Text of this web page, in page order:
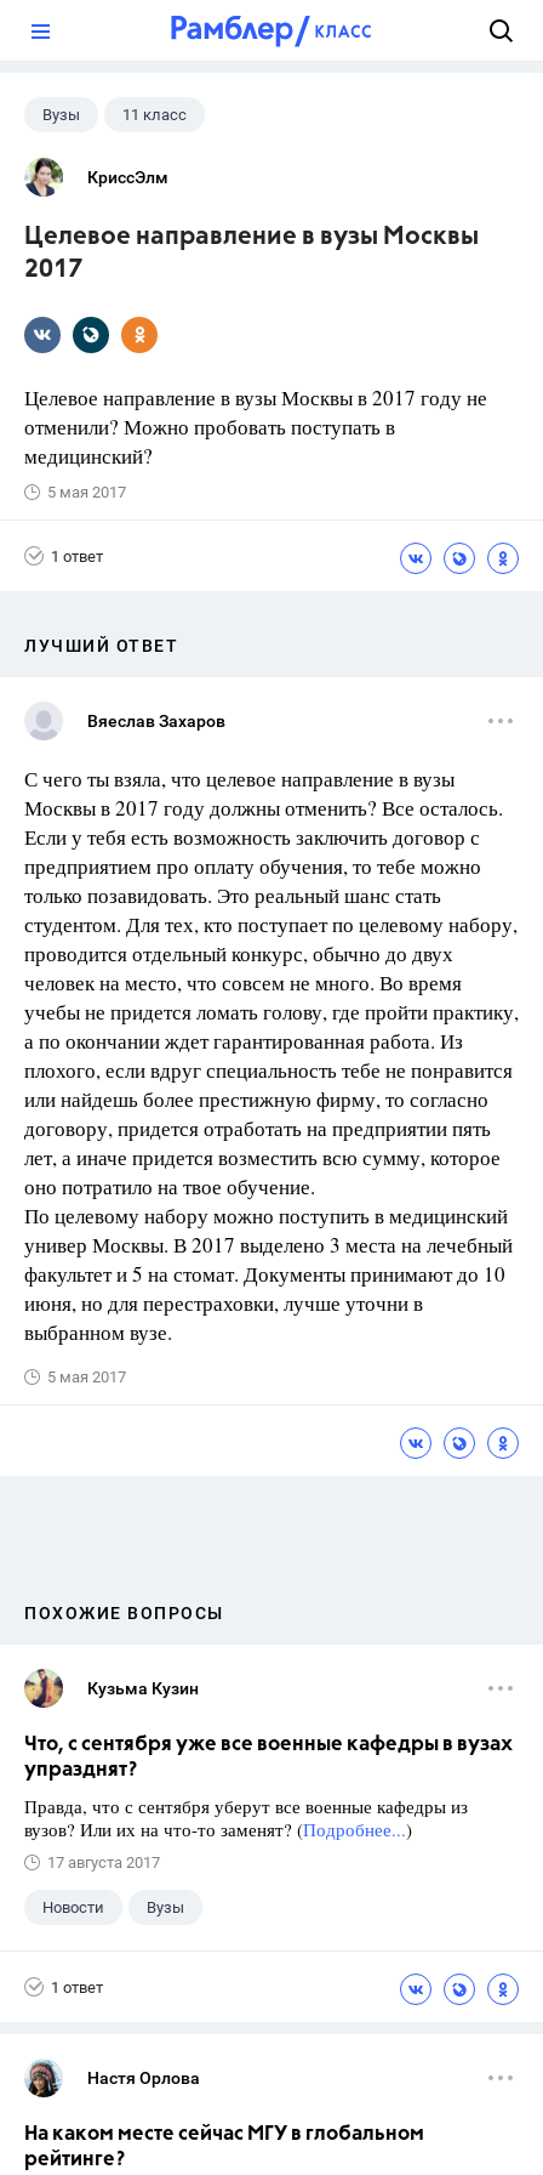
Вузы 11 класс
КриссЭлм
Целевое направление в вузы Москвы
2017
Целевое направление в вузы Москвы в 2017 году не
отменили? Можно пробовать поступать в
медицинский?
5 мая 2017
1 ответ
ЛУЧШИЙ ОТВЕТ
Вяеслав Захаров
С чего ты взяла, что целевое направление в вузы
Москвы в 2017 году должны отменить? Все осталось.
Если у тебя есть возможность заключить договор с
предприятием про оплату обучения, то тебе можно
только позавидовать. Это реальный шанс стать
студентом. Для тех, кто поступает по целевому набору,
проводится отдельный конкурс, обычно до двух
человек на место, что совсем не много. Во время
учебы не придется ломать голову, где пройти практику,
а по окончании ждет гарантированная работа. Из
плохого, если вдруг специальность тебе не понравится
или найдешь более престижную фирму, то согласно
договору, придется отработать на предприятии пять
лет, а иначе придется возместить всю сумму, которое
оно потратило на твое обучение.
По целевому набору можно поступить в медицинский
универ Москвы. В 2017 выделено 3 места на лечебный
факультет и 5 на стомат. Документы принимают до 10
июня, но для перестраховки, лучше уточни в
выбранном вузе.
5 мая 2017
ПОХОЖИЕ ВОПРОСЫ
Кузьма Кузин
Что, с сентября уже все военные кафедры в вузах
упразднят?
Правда, что с сентября уберут все военные кафедры из
вузов? Или их на что-то заменят? (Подробнее...)
17 августа 2017
Новости Вузы
1 ответ
Настя Орлова
На каком месте сейчас МГУ в глобальном
рейтинге?